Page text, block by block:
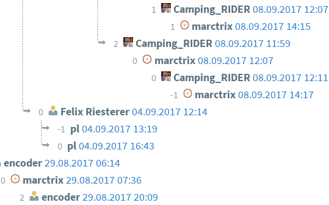
1 Camping_RIDER08.09.2017 12:07
1 marctrix 08.09.2017 14:15
2 Camping_RIDER08.09.2017 11:59
0 marctrix08.09.2017 12:07
0 Camping_RIDER08.09.2017 12:11
-1 marctrix 08.09.2017 14:17
0 Felix Riesterer04.09.2017 12:14
-1 pl04.09.2017 13:19
0 pl04.09.2017 16:43
encoder29.08.2017 06:14
0 marctrix29.08.2017 07:36
2 encoder29.08.2017 20:09